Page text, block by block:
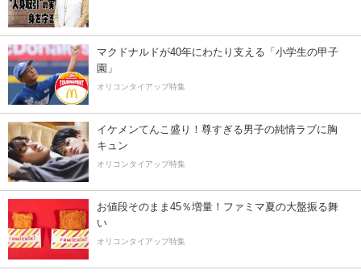
マクドナルドが40年にわたり支える「小学生の甲子
園」
オリコンタイアップ特集
イケメンてんこ盛り！尊すぎる男子の純情ラブに胸
キュン
オリコンタイアップ特集
お値段そのまま45％増量！ファミマ夏の大盤振る舞
い
オリコンタイアップ特集